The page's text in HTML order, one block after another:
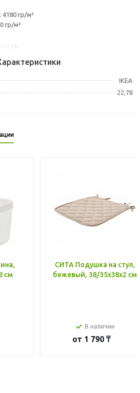
гр/м²
гр/м²
IKEA
22,78
см
СИТА Подушка на стул,
бежевый, 38/35x38x2 см
В наличии
от 1 790 ₸